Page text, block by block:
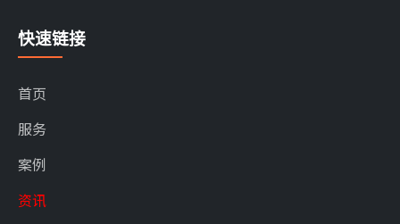
快速链接
首页
服务
案例
资讯